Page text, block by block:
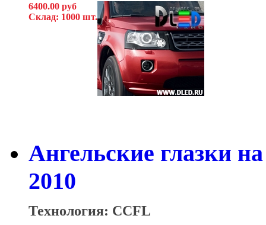
6400.00 руб
Склад: 1000 шт.
Ангельские глазки
2010
Технология: CCFL